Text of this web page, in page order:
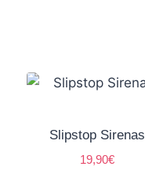
Slipstop Sirenas
19,90€